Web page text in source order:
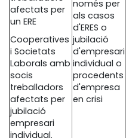
afectats per
un ERE
Cooperatives
i Societats
Laborals amb
socis
treballadors
afectats per
jubilació
empresari
individual.
només per
als casos
d'ERES o
jubilació
d'empresari
individual o
procedents
d'empresa
en crisi